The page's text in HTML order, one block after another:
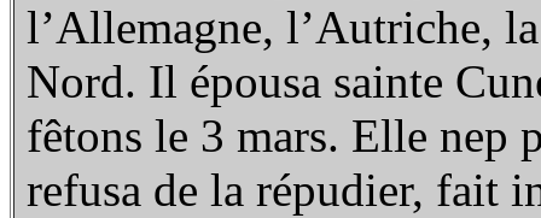
l’Allemagne, l’Autriche,
Nord. Il épousa sainte
fêtons le 3 mars. Elle nep
refusa de la répudier, fait